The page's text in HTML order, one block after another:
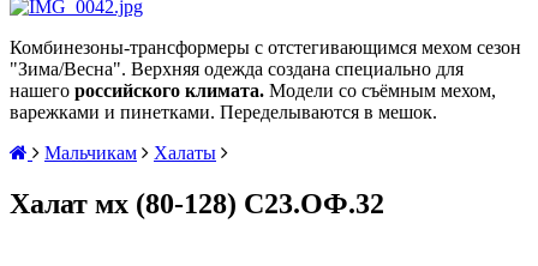
Комбинезоны-трансформеры с отстегивающимся мехом сезон
"Зима/Весна". Верхняя одежда создана специально для
нашего российского климата. Модели со съёмным мехом,
варежками и пинетками. Переделываются в мешок.
Мальчикам
Халаты
Халат мх (80-128) С23.ОФ.32